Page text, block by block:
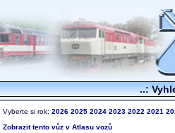
..:
Vyberte si rok: 2026 2025 2024 2023 2022 2021
Zobrazit tento vůz v Atlasu vozů